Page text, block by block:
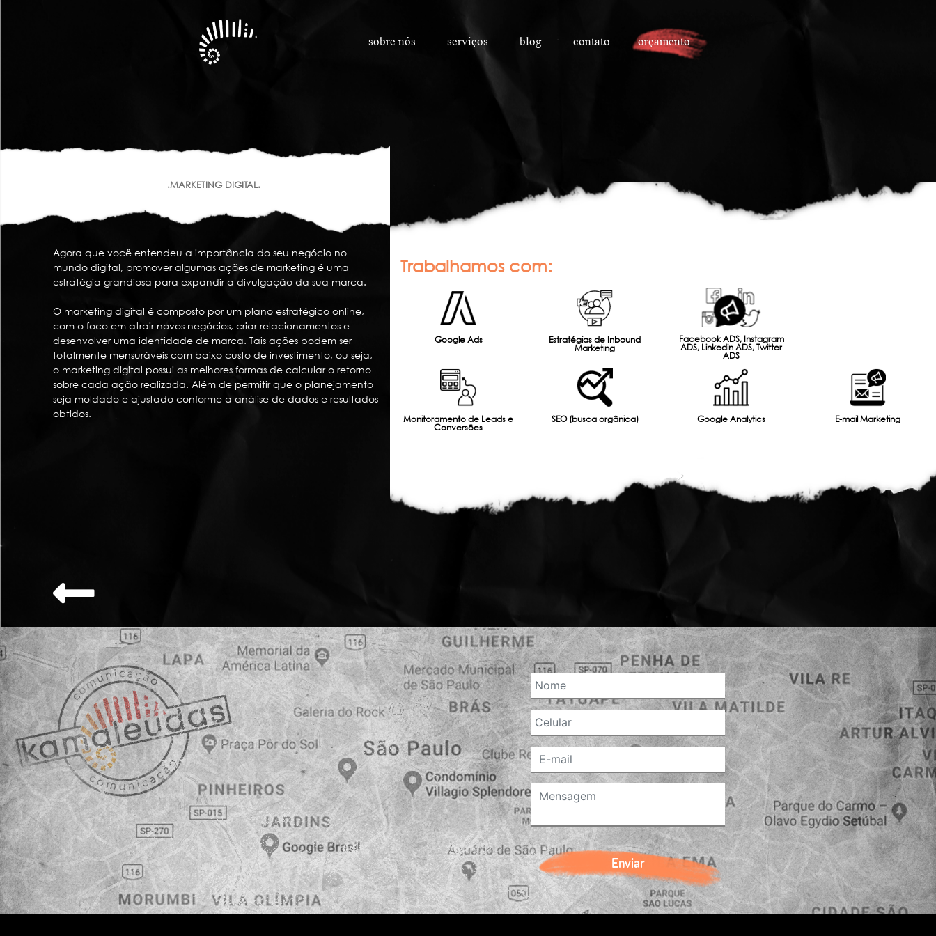
sobre nós serviços blog contato orçamento
.MARKETING DIGITAL.
Agora que você entendeu a importância do seu negócio no
mundo digital, promover algumas ações de marketing é uma
estratégia grandiosa para expandir a divulgação da sua marca.
O marketing digital é composto por um plano estratégico online,
com o foco em atrair novos negócios, criar relacionamentos e
desenvolver uma identidade de marca. Tais ações podem ser
totalmente mensuráveis com baixo custo de investimento, ou seja,
o marketing digital possui as melhores formas de calcular o retorno
sobre cada ação realizada. Além de permitir que o planejamento
seja moldado e ajustado conforme a análise de dados e resultados
obtidos.
Trabalhamos com:
Google Ads Estratégias de Inbound
Marketing
Facebook ADS, Instagram
ADS, Linkedin ADS, Twitter
ADS
Monitoramento de Leads e
Conversões
SEO (busca orgânica) Google Analytics E-mail Marketing